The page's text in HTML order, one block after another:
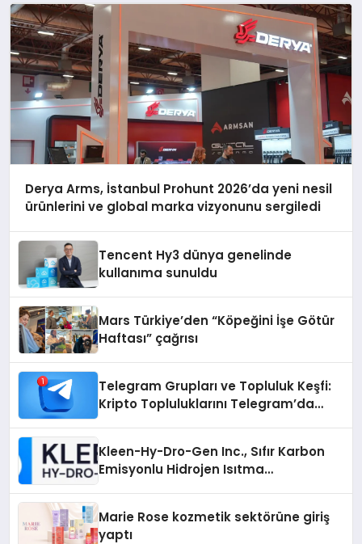
Derya Arms, İstanbul Prohunt 2026’da yeni nesil
ürünlerini ve global marka vizyonunu sergiledi
Tencent Hy3 dünya genelinde
kullanıma sunuldu
Mars Türkiye’den “Köpeğini İşe Götür
Haftası” çağrısı
Telegram Grupları ve Topluluk Keşfi:
Kripto Topluluklarını Telegram’da
Kleen-Hy-Dro-Gen Inc., Sıfır Karbon
Emisyonlu Hidrojen Isıtma
Marie Rose kozmetik sektörüne giriş
yaptı